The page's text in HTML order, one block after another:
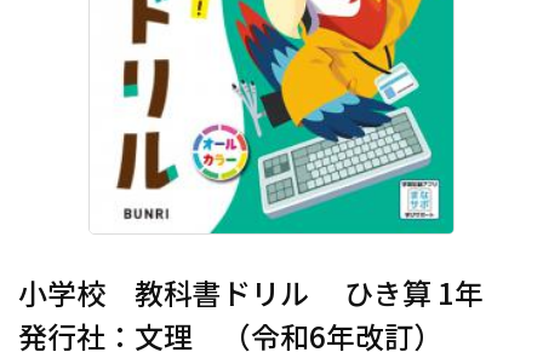
小学校 教科書ドリル ひき算 1年
発行社：文理 （令和6年改訂）